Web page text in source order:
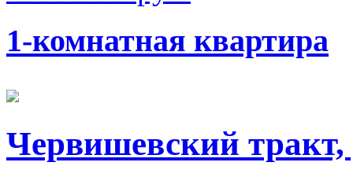
1-комнатная квартира
Червишевский